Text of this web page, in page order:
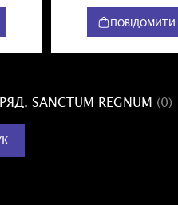
ПОВІДОМИТИ
SANCTUM REGNUM (0)